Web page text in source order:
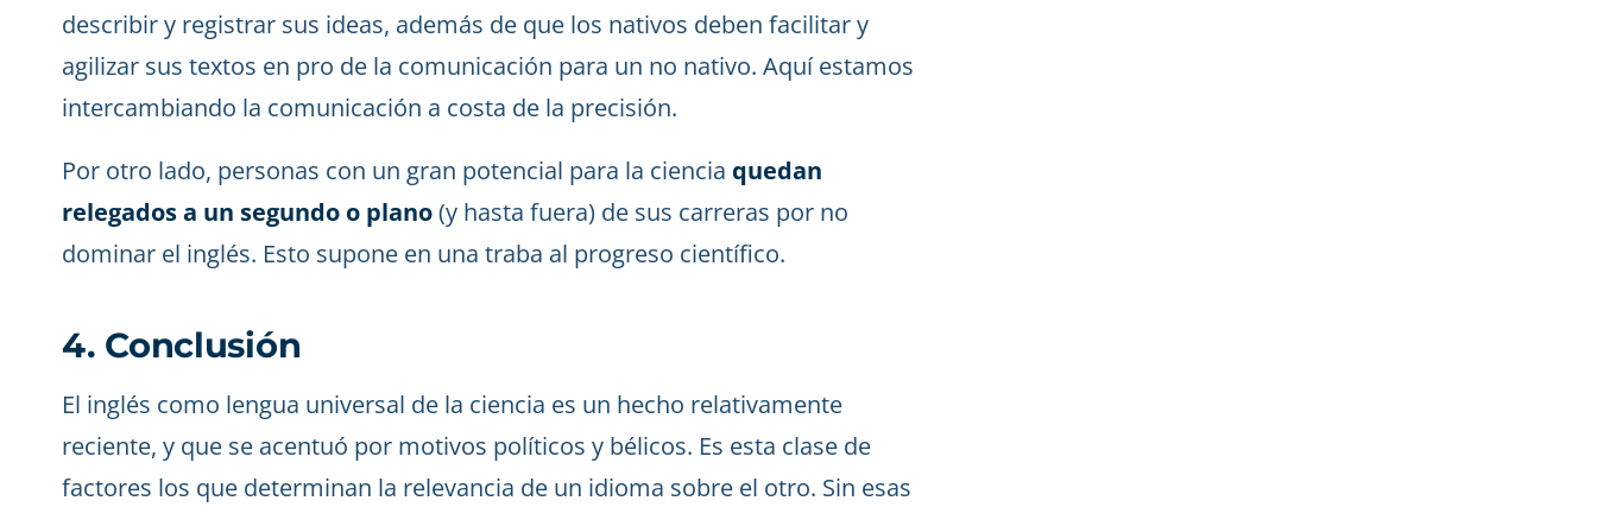
describir y registrar sus ideas, además de que los nativos deben facilitar y
agilizar sus textos en pro de la comunicación para un no nativo. Aquí estamos
intercambiando la comunicación a costa de la precisión.
Por otro lado, personas con un gran potencial para la ciencia quedan
relegados a un segundo o plano(y hasta fuera) de sus carreras por no
dominar el inglés. Esto supone en una traba al progreso científico.
4. Conclusión
El inglés como lengua universal de la ciencia es un hecho relativamente
reciente, y que se acentuó por motivos políticos y bélicos. Es esta clase de
factores los que determinan la relevancia de un idioma sobre el otro. Sin esas